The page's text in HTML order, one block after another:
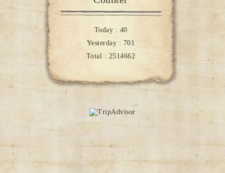
Today : 40
Yesterday : 701
Total : 2514662